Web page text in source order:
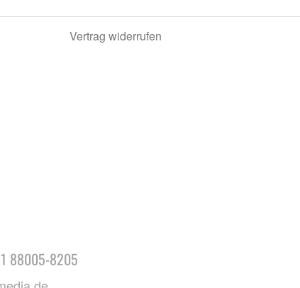
Vertrag widerrufen
88005-8205